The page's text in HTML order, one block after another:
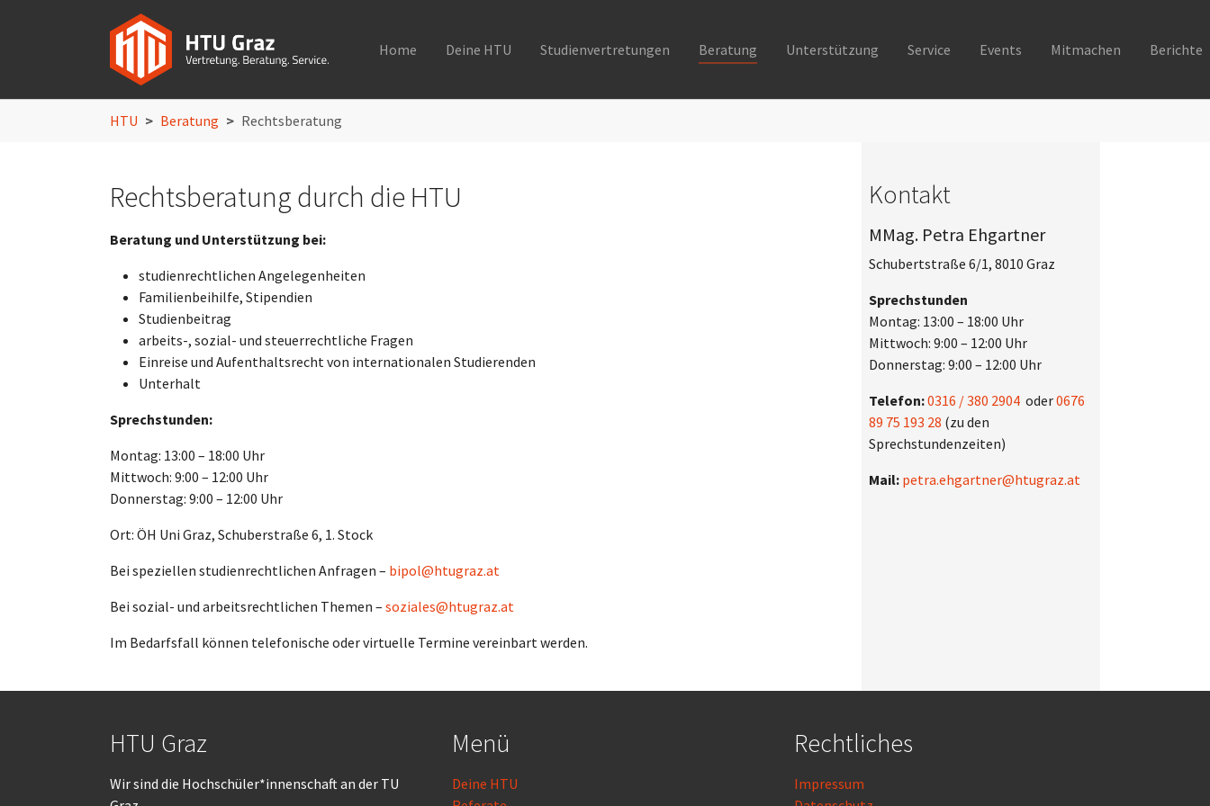
Home Deine HTU Studienvertretungen Beratung Unterstützung Service Events Mitmachen Berichte
HTU Beratung Rechtsberatung
Rechtsberatung durch die HTU
Beratung und Unterstützung bei:
studienrechtlichen Angelegenheiten
Familienbeihilfe, Stipendien
Studienbeitrag
arbeits-, sozial- und steuerrechtliche Fragen
Einreise und Aufenthaltsrecht von internationalen Studierenden
Unterhalt
Sprechstunden:
Montag: 13:00 – 18:00 Uhr
Mittwoch: 9:00 – 12:00 Uhr
Donnerstag: 9:00 – 12:00 Uhr
Ort: ÖH Uni Graz, Schuberstraße 6, 1. Stock
Bei speziellen studienrechtlichen Anfragen – bipol@htugraz.at
Bei sozial- und arbeitsrechtlichen Themen – soziales@htugraz.at
Im Bedarfsfall können telefonische oder virtuelle Termine vereinbart werden.
Kontakt
MMag. Petra Ehgartner
Schubertstraße 6/1, 8010 Graz
Sprechstunden
Montag: 13:00 – 18:00 Uhr
Mittwoch: 9:00 – 12:00 Uhr
Donnerstag: 9:00 – 12:00 Uhr
Telefon:0316 / 380 2904oder0676
89 75 193 28 (zu den
Sprechstundenzeiten)
Mail: petra.ehgartner@htugraz.at
HTU Graz
Wir sind die Hochschüler*innenschaft an der TU
Menü
Deine HTU
Rechtliches
Impressum